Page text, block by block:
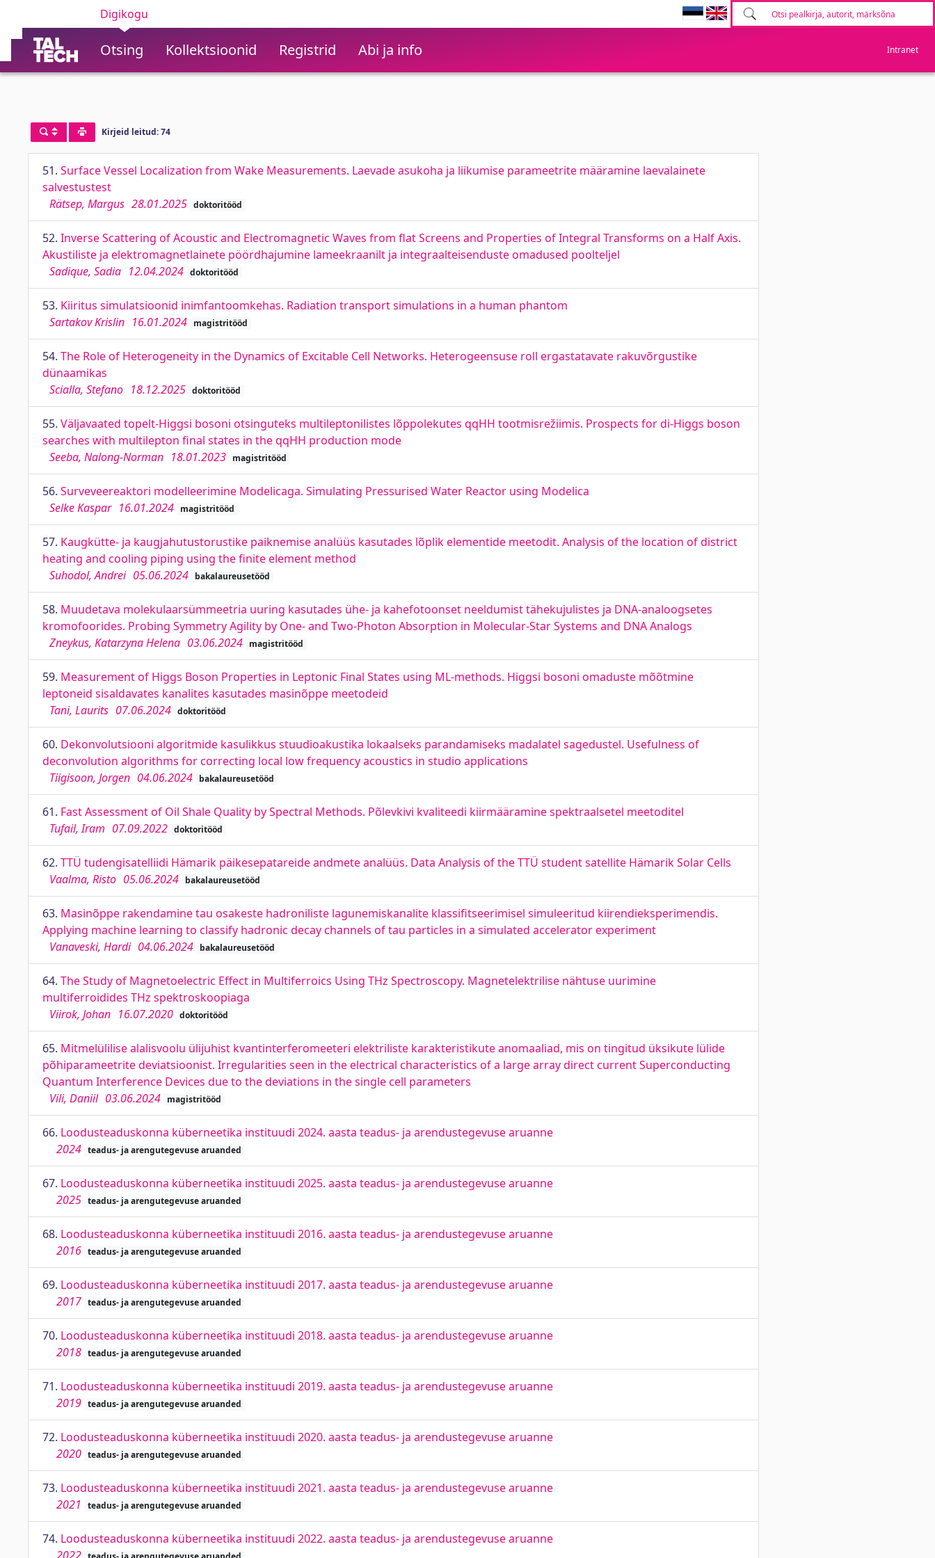
Digikogu
Otsing Kollektsioonid Registrid Abi ja info Intranet
Kirjeid leitud: 74
51. Surface Vessel Localization from Wake Measurements. Laevade asukoha ja liikumise parameetrite määramine laevalainete
salvestustest
Rätsep, Margus 28.01.2025 doktoritööd
52. Inverse Scattering of Acoustic and Electromagnetic Waves from flat Screens and Properties of Integral Transforms on a Half Axis.
Akustiliste ja elektromagnetlainete pöördhajumine lameekraanilt ja integraalteisenduste omadused poolteljel
Sadique, Sadia 12.04.2024 doktoritööd
53. Kiiritus simulatsioonid inimfantoomkehas. Radiation transport simulations in a human phantom
Sartakov Krislin 16.01.2024 magistritööd
54. The Role of Heterogeneity in the Dynamics of Excitable Cell Networks. Heterogeensuse roll ergastatavate rakuvõrgustike
dünaamikas
Scialla, Stefano 18.12.2025 doktoritööd
55. Väljavaated topelt-Higgsi bosoni otsinguteks multileptonilistes lõppolekutes qqHH tootmisrežiimis. Prospects for di-Higgs boson
searches with multilepton final states in the qqHH production mode
Seeba, Nalong-Norman 18.01.2023 magistritööd
56. Surveveereaktori modelleerimine Modelicaga. Simulating Pressurised Water Reactor using Modelica
Selke Kaspar 16.01.2024 magistritööd
57. Kaugkütte- ja kaugjahutustorustike paiknemise analüüs kasutades lõplik elementide meetodit. Analysis of the location of district
heating and cooling piping using the finite element method
Suhodol, Andrei 05.06.2024 bakalaureusetööd
58. Muudetava molekulaarsümmeetria uuring kasutades ühe- ja kahefotoonset neeldumist tähekujulistes ja DNA-analoogsetes
kromofoorides. Probing Symmetry Agility by One- and Two-Photon Absorption in Molecular-Star Systems and DNA Analogs
Zneykus, Katarzyna Helena 03.06.2024 magistritööd
59. Measurement of Higgs Boson Properties in Leptonic Final States using ML-methods. Higgsi bosoni omaduste mõõtmine
leptoneid sisaldavates kanalites kasutades masinõppe meetodeid
Tani, Laurits 07.06.2024 doktoritööd
60. Dekonvolutsiooni algoritmide kasulikkus stuudioakustika lokaalseks parandamiseks madalatel sagedustel. Usefulness of
deconvolution algorithms for correcting local low frequency acoustics in studio applications
Tiigisoon, Jorgen 04.06.2024 bakalaureusetööd
61. Fast Assessment of Oil Shale Quality by Spectral Methods. Põlevkivi kvaliteedi kiirmääramine spektraalsetel meetoditel
Tufail, Iram 07.09.2022 doktoritööd
62. TTÜ tudengisatelliidi Hämarik päikesepatareide andmete analüüs. Data Analysis of the TTÜ student satellite Hämarik Solar Cells
Vaalma, Risto 05.06.2024 bakalaureusetööd
63. Masinõppe rakendamine tau osakeste hadroniliste lagunemiskanalite klassifitseerimisel simuleeritud kiirendieksperimendis.
Applying machine learning to classify hadronic decay channels of tau particles in a simulated accelerator experiment
Vanaveski, Hardi 04.06.2024 bakalaureusetööd
64. The Study of Magnetoelectric Effect in Multiferroics Using THz Spectroscopy. Magnetelektrilise nähtuse uurimine
multiferroidides THz spektroskoopiaga
Viirok, Johan 16.07.2020 doktoritööd
65. Mitmelülilise alalisvoolu ülijuhist kvantinterferomeeteri elektriliste karakteristikute anomaaliad, mis on tingitud üksikute lülide
põhiparameetrite deviatsioonist. Irregularities seen in the electrical characteristics of a large array direct current Superconducting
Quantum Interference Devices due to the deviations in the single cell parameters
Vili, Daniil 03.06.2024 magistritööd
66. Loodusteaduskonna küberneetika instituudi 2024. aasta teadus- ja arendustegevuse aruanne
2024 teadus- ja arengutegevuse aruanded
67. Loodusteaduskonna küberneetika instituudi 2025. aasta teadus- ja arendustegevuse aruanne
2025 teadus- ja arengutegevuse aruanded
68. Loodusteaduskonna küberneetika instituudi 2016. aasta teadus- ja arendustegevuse aruanne
2016 teadus- ja arengutegevuse aruanded
69. Loodusteaduskonna küberneetika instituudi 2017. aasta teadus- ja arendustegevuse aruanne
2017 teadus- ja arengutegevuse aruanded
70. Loodusteaduskonna küberneetika instituudi 2018. aasta teadus- ja arendustegevuse aruanne
2018 teadus- ja arengutegevuse aruanded
71. Loodusteaduskonna küberneetika instituudi 2019. aasta teadus- ja arendustegevuse aruanne
2019 teadus- ja arengutegevuse aruanded
72. Loodusteaduskonna küberneetika instituudi 2020. aasta teadus- ja arendustegevuse aruanne
2020 teadus- ja arengutegevuse aruanded
73. Loodusteaduskonna küberneetika instituudi 2021. aasta teadus- ja arendustegevuse aruanne
2021
teadus- ja arengutegevuse aruanded
74. Loodusteaduskonna küberneetika instituudi 2022. aasta teadus- ja arendustegevuse aruanne